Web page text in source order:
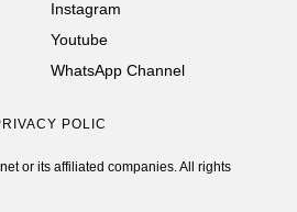
Instagram
Youtube
WhatsApp Channel
POLICY
or its affiliated companies. All rights